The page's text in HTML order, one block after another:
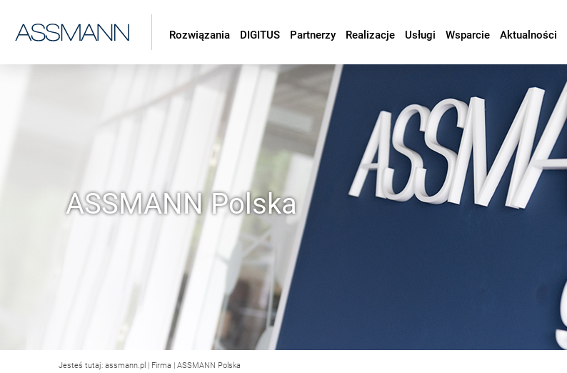
Rozwiązania DIGITUS Partnerzy Realizacje Usługi Wsparcie Aktualności
ASSMANN Polska
Jesteś tutaj: assmann.pl | Firma | ASSMANN Polska